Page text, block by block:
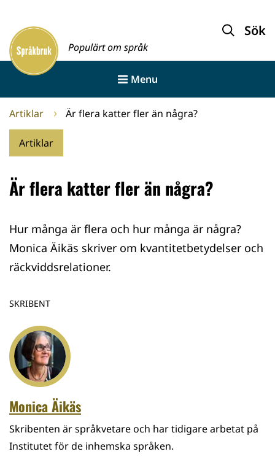
innehållet
Framsida
Populärt om språk
Sök
Menu
Artiklar Är flera katter fler än några?
Artiklar
Är flera katter fler än några?
Hur många är flera och hur många är några?
Monica Äikäs skriver om kvantitetbetydelser och
räckviddsrelationer.
SKRIBENT
Monica Äikäs
Skribenten är språkvetare och har tidigare arbetat på
Institutet för de inhemska språken.